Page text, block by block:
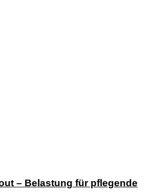
– Belastung für pflegende